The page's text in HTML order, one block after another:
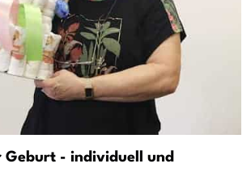
Geburt - individuell und